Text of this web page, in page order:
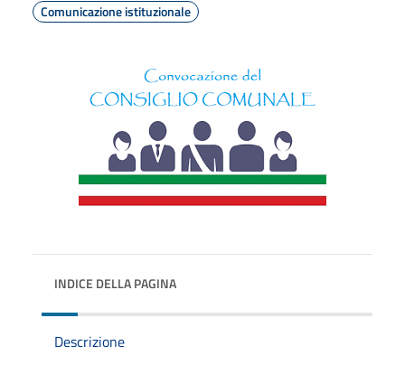
Comunicazione istituzionale
INDICE DELLA PAGINA
Descrizione